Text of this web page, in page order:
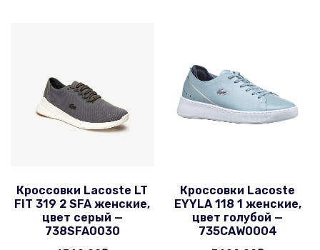
Кроссовки Lacoste LT
FIT 319 2 SFA женские,
цвет серый —
738SFA0030
Кроссовки Lacoste
EYYLA 118 1 женские,
цвет голубой —
735CAW0004